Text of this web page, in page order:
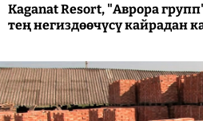
Kaganat Resort, "Аврора
тең негиздөөчүсү кайрадан